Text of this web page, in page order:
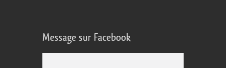
Message sur Facebook